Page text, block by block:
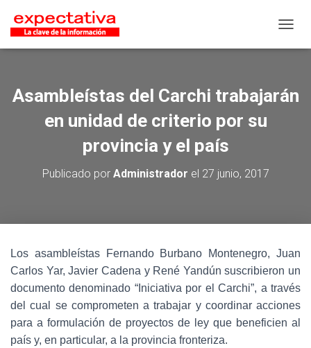
Asambleístas del Carchi trabajarán
en unidad de criterio por su
provincia y el país
Publicado por Administrador el 27 junio, 2017
Los asambleístas Fernando Burbano Montenegro, Juan
Carlos Yar, Javier Cadena y René Yandún suscribieron un
documento denominado “Iniciativa por el Carchi”, a través
del cual se comprometen a trabajar y coordinar acciones
para a formulación de proyectos de ley que beneficien al
país y, en particular, a la provincia fronteriza.